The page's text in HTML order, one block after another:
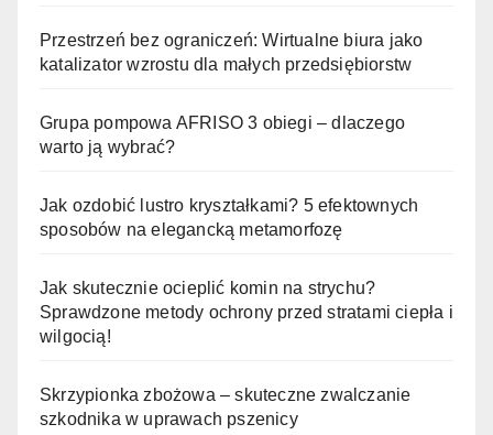
Przestrzeń bez ograniczeń: Wirtualne biura jako
katalizator wzrostu dla małych przedsiębiorstw
Grupa pompowa AFRISO 3 obiegi – dlaczego
warto ją wybrać?
Jak ozdobić lustro kryształkami? 5 efektownych
sposobów na elegancką metamorfozę
Jak skutecznie ocieplić komin na strychu?
Sprawdzone metody ochrony przed stratami ciepła i
wilgocią!
Skrzypionka zbożowa – skuteczne zwalczanie
szkodnika w uprawach pszenicy